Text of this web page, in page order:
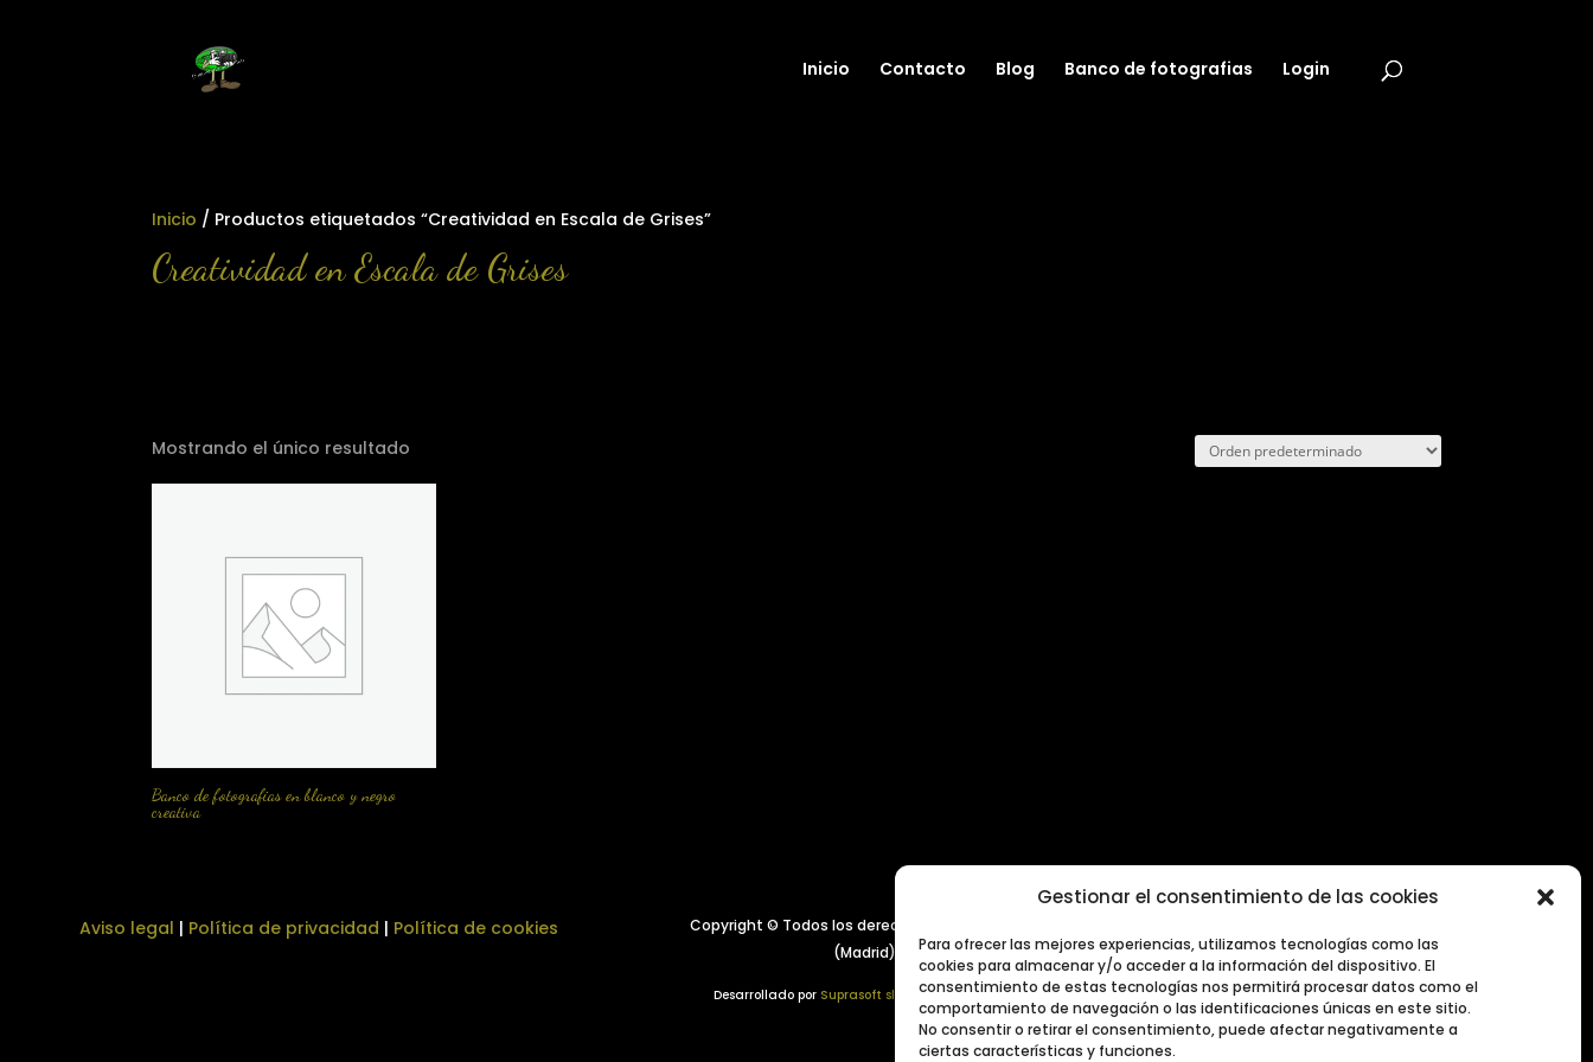
Gestionar el consentimiento de las cookies
Para ofrecer las mejores experiencias, utilizamos tecnologías como las
cookies para almacenar y/o acceder a la información del dispositivo. El
consentimiento de estas tecnologías nos permitirá procesar datos como el
comportamiento de navegación o las identificaciones únicas en este sitio.
No consentir o retirar el consentimiento, puede afectar negativamente a
ciertas características y funciones.
Inicio Contacto Blog Banco de fotografias Login
Inicio / Productos etiquetados “Creatividad en Escala de Grises”
Creatividad en Escala de Grises
Mostrando el único resultado
Banco de fotografias en blanco y negro
creativa
Aviso legal | Política de privacidad | Política de cookies Copyright © Todos los derechos reservados.
(Madrid), España
Desarrollado por Suprasoft sl